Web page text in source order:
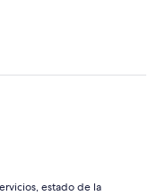
estado de la